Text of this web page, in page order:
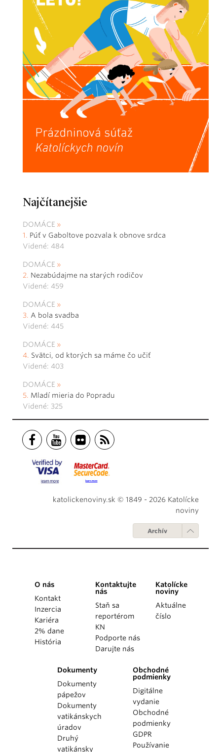
Najčítanejšie
DOMÁCE
Púť v Gaboltove pozvala k obnove srdca
Videné: 484
DOMÁCE
Nezabúdajme na starých rodičov
Videné: 459
DOMÁCE
A bola svadba
Videné: 445
DOMÁCE
Svätci, od ktorých sa máme čo učiť
Videné: 403
DOMÁCE
Mladí mieria do Popradu
Videné: 325
katolickenoviny.sk © 1849 - 2026 Katolícke
noviny
Archív
O nás
Kontakt
Inzercia
Kariéra
2% dane
História
Kontaktujte
nás
Staň sa
reportérom
KN
Podporte nás
Darujte nás
Katolícke
noviny
Aktuálne
číslo
Dokumenty
Dokumenty
pápežov
Dokumenty
vatikánskych
úradov
Druhý
vatikánsky
Obchodné
podmienky
Digitálne
vydanie
Obchodné
podmienky
GDPR
Používanie